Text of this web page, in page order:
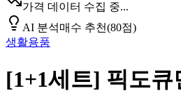
가격 데이터 수집 중...
AI 분석매수 추천(80점)
생활용품
[1+1세트] 픽도